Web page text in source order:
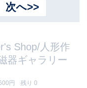
次へ>>
Shop/人形作
器ギャラリー
円 残り 0